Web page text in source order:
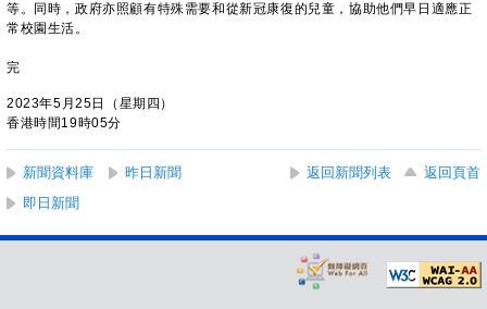
等。同時，政府亦照顧有特殊需要和從新冠康復的兒童，協助他們早日適應正
常校園生活。
完
2023年5月25日（星期四）
香港時間19時05分
新聞資料庫 昨日新聞 返回新聞列表
返回頁首
即日新聞